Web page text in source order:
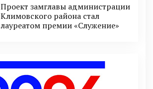
Проект замглавы администрации
Климовского района стал
лауреатом премии «Служение»